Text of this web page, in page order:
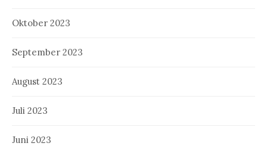
Oktober 2023
September 2023
August 2023
Juli 2023
Juni 2023